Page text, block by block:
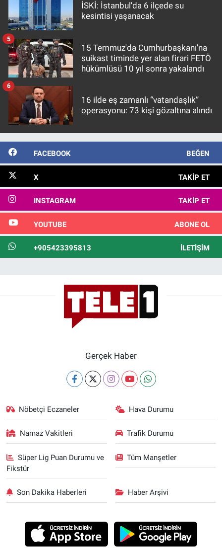
İSKİ: İstanbul'da 6 ilçede su
kesintisi yaşanacak
15 Temmuz'da Cumhurbaşkanı'na
suikast timinde yer alan firari FETÖ
hükümlüsü 10 yıl sonra yakalandı
5
16 ilde eş zamanlı “vatandaşlık”
operasyonu: 73 kişi gözaltına alındı
6
FACEBOOK BEĞEN
X TAKIP ET
INSTAGRAM TAKIP ET
YOUTUBE ABONE OL
+905423395813 İLETIŞIM
Gerçek Haber
Nöbetçi Eczaneler Hava Durumu
Namaz Vakitleri Trafik Durumu
Süper Lig Puan Durumu ve
Fikstür
Tüm Manşetler
Son Dakika Haberleri Haber Arşivi